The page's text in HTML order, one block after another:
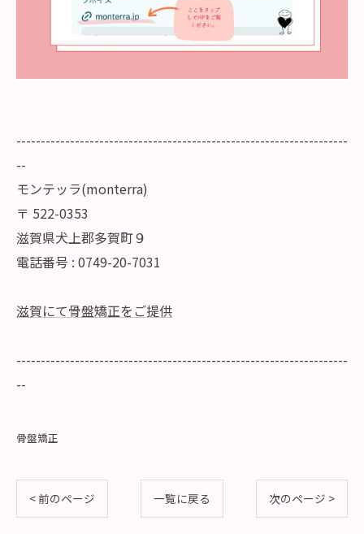
--------------------------------------------------------------------
--
モンテッラ(monterra)
〒 522-0353
滋賀県犬上郡多賀町９
電話番号 : 0749-20-7031
滋賀にて骨盤矯正をご提供
--------------------------------------------------------------------
--
骨盤矯正
< 前のページ 一覧に戻る 次のページ >